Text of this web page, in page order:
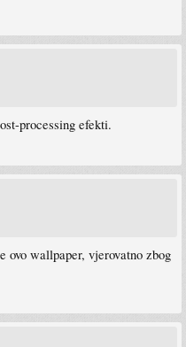
processing efekti.
wallpaper, vjerovatno zbog